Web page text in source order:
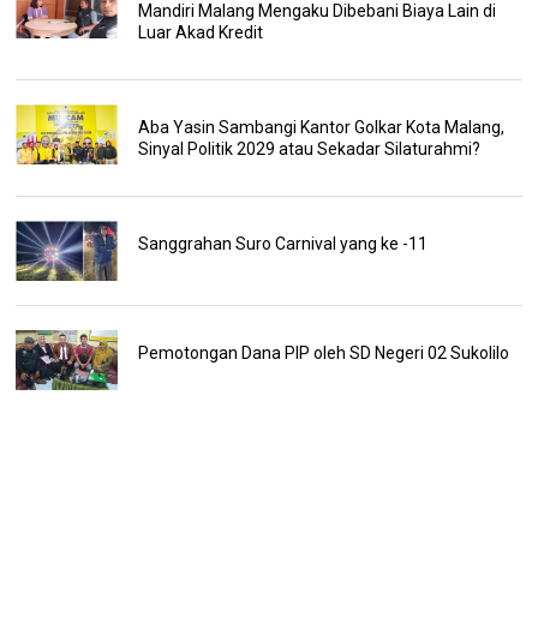
Mandiri Malang Mengaku Dibebani Biaya Lain di
Luar Akad Kredit
Aba Yasin Sambangi Kantor Golkar Kota Malang,
Sinyal Politik 2029 atau Sekadar Silaturahmi?
Sanggrahan Suro Carnival yang ke -11
Pemotongan Dana PIP oleh SD Negeri 02 Sukolilo